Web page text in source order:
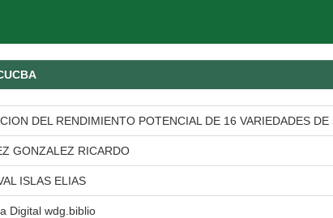
DEL RENDIMIENTO POTENCIAL DE 16 VARIEDADES
GONZALEZ RICARDO
ISLAS ELIAS
Digital wdg.biblio